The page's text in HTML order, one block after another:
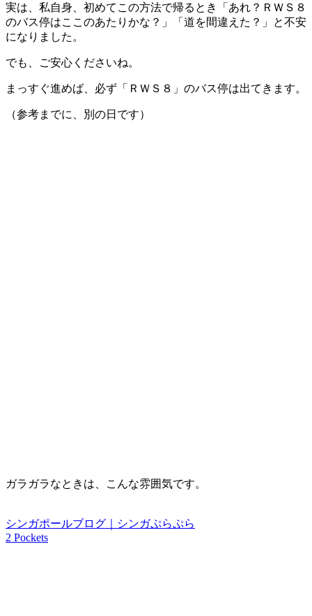
実は、私自身、初めてこの方法で帰るとき「 あれ？ＲＷＳ８
のバス停はここのあたりかな？ 」「 道を間違えた？ 」と不安
になりました 。
でも、ご安心くださいね。
まっすぐ進めば、必ず 「 ＲＷＳ８ 」 のバス停は出てきます。
（参考までに、 別の日 です）
ガラガラなときは、こんな雰囲気です。
シンガポールブログ｜シンガぷらぷら
2 Pockets